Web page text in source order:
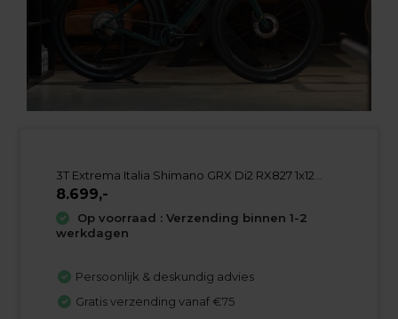
3T Extrema Italia Shimano GRX Di2 RX827 1x12...
8.699,-
Op voorraad : Verzending binnen 1-2
werkdagen
Persoonlijk & deskundig advies
Gratis verzending vanaf €75